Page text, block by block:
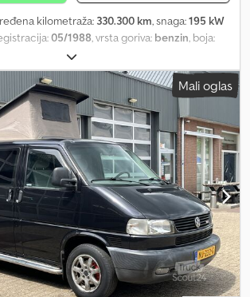
kilometraža: 330.300 km, snaga:195 kW
05/1988, vrsta goriva: benzin, boja:
, Oprema:
sedišta * Klima uređaj * Automatski menjač
* ABS * Servo volan * Alu felne * G-
farba * Originalni enterijer * Godina
* 8-cilindara ----Interni broj vozila: 7954----
na greške i međuprodaju. WhatsApp podrška
o vozilu ili dodatne informacije, pišite nam
Credpfovhu Rujx Aqljf Whatsapp Whatsapp
Mali oglas